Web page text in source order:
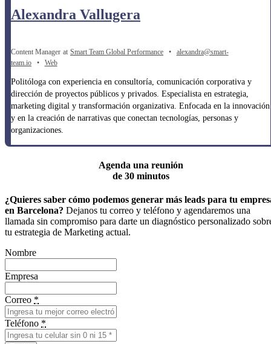
Alexandra Vallugera
Content Manager at Smart Team Global Performance •
alexandra@smart-
team.io
• Web
Politóloga con experiencia en consultoría, comunicación corporativa y
dirección de proyectos públicos y privados. Especialista en estrategia,
marketing digital y transformación organizativa. Enfocada en la innovación
y en la creación de narrativas que conectan tecnologías, personas y
organizaciones.
Agenda una reunión
de 30 minutos
¿Quieres saber cómo podemos generar más leads para tu
en Barcelona? Dejanos tu correo y teléfono y agendaremos una
llamada sin compromiso para darte un diagnóstico personalizado
tu estrategia de Marketing actual.
Nombre
Empresa
Correo *
Teléfono *